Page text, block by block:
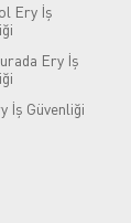
Ery İş
Ery İş
İş Güvenliği